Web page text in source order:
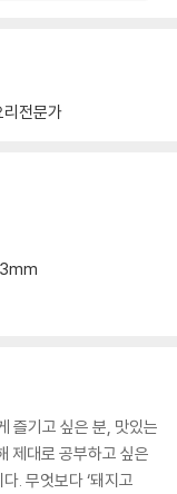
리전문가
즐기고 싶은 분, 맛있는
제대로 공부하고 싶은
. 무엇보다 ‘돼지고